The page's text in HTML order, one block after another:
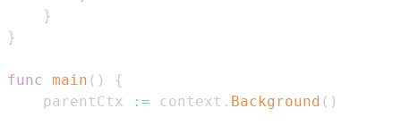
}
}
func main ( )
{
	parentCtx
:= context . Background ( )